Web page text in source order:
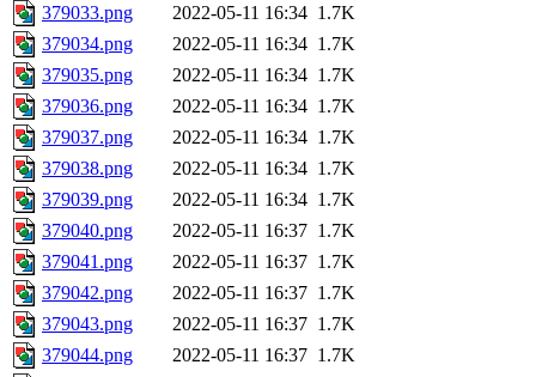
379033.png
2022-05-11 16:34 1.7K
379034.png
2022-05-11 16:34 1.7K
379035.png
2022-05-11 16:34 1.7K
379036.png
2022-05-11 16:34 1.7K
379037.png
2022-05-11 16:34 1.7K
379038.png
2022-05-11 16:34 1.7K
379039.png
2022-05-11 16:34 1.7K
379040.png
2022-05-11 16:37 1.7K
379041.png
2022-05-11 16:37 1.7K
379042.png
2022-05-11 16:37 1.7K
379043.png
2022-05-11 16:37 1.7K
379044.png
2022-05-11 16:37 1.7K